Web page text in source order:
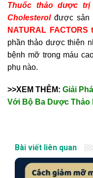
Thuốc thảo dược trị
Cholesterol được
NATURAL FACTORS
phần thảo dược thiên
bệnh mỡ trong máu
phụ nào.
>>XEM THÊM: Giải
Với Bộ Ba Dược Thảo
Bài viết liên quan